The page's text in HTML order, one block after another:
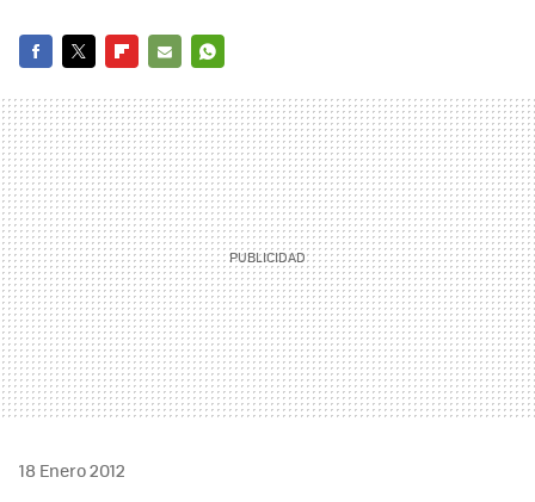
MAIL
18 Enero 2012